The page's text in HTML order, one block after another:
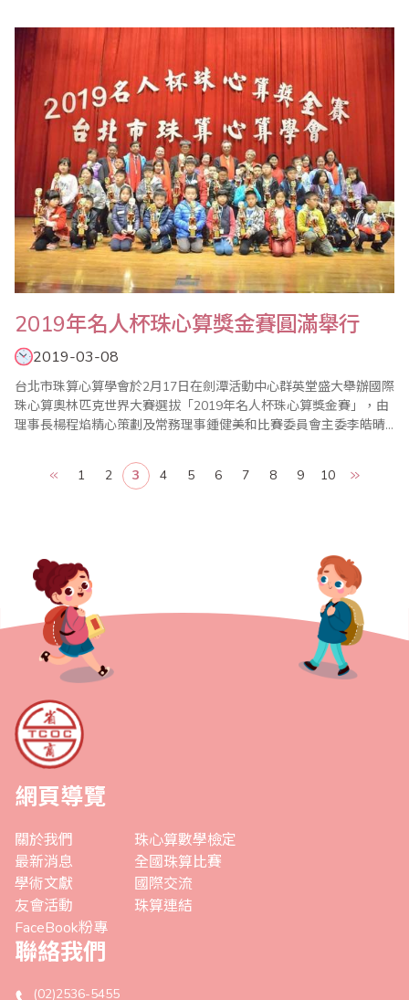
同步舉辦，號召全台各地一共參千多位選手齊聚切磋，各路人馬來
勢洶洶，高手雲集，聲勢浩大，可謂別開生面！ 世界各國不約而同
均有實證研究指出，珠心算可有效..
2019年名人杯珠心算獎金賽圓滿舉行
2019-03-08
台北市珠算心算學會於2月17日在劍潭活動中心群英堂盛大舉辦國際
珠心算奧林匹克世界大賽選拔「2019年名人杯珠心算獎金賽」，由
理事長楊程焰精心策劃及常務理事鍾健美和比賽委員會主委李皓晴
彥光老師主持下，比賽在選手胡永璇帶領宣誓下揭開序幕，加上眾
多老師的協助與配合，使得比賽圓滿成功。 本屆比賽開創閃算PK表
1 2 3 4 5 6 7 8 9 10
網頁導覽
關於我們
最新消息
學術文獻
友會活動
FaceBook粉專
珠心算數學檢定
全國珠算比賽
國際交流
珠算連結
聯絡我們
(02)2536-5455